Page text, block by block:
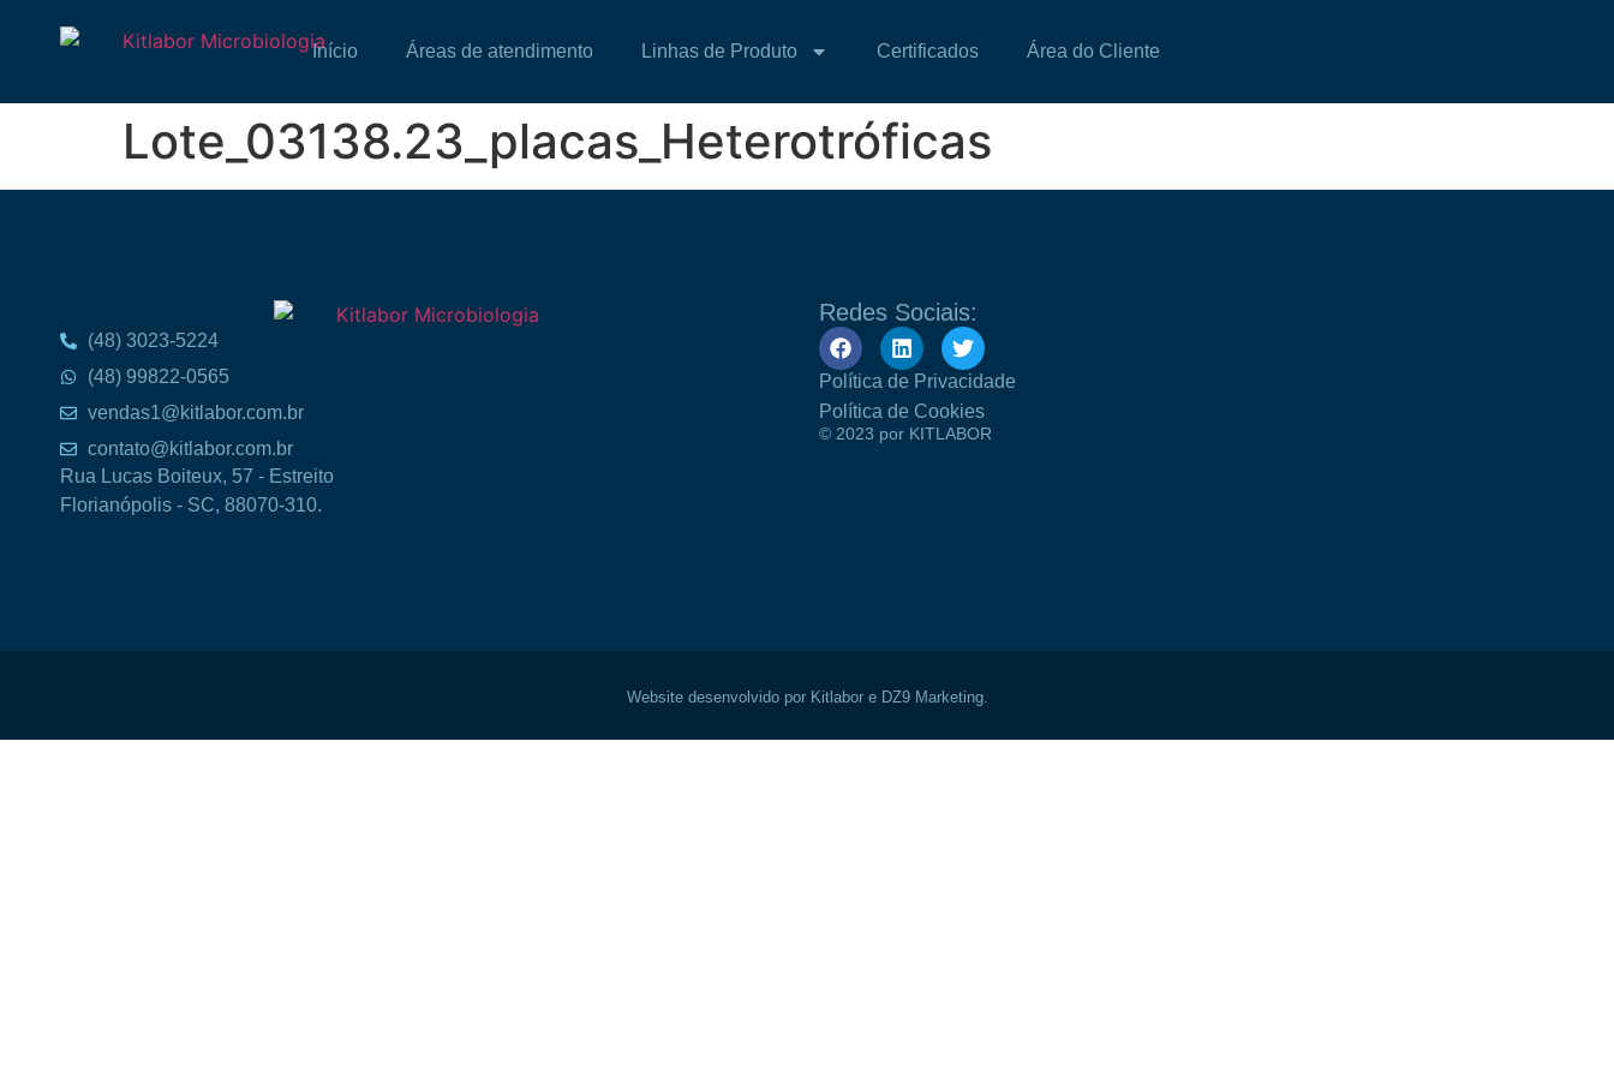
Início Áreas de atendimento Linhas de Produto Certificados Área do Cliente
Lote_03138.23_placas_Heterotróficas
(48) 3023-5224
(48) 99822-0565
vendas1@kitlabor.com.br
contato@kitlabor.com.br
Rua Lucas Boiteux, 57 - Estreito
Florianópolis - SC, 88070-310.
Redes Sociais:
Política de Privacidade
Política de Cookies
© 2023 por KITLABOR
Website desenvolvido por Kitlabor e DZ9 Marketing.